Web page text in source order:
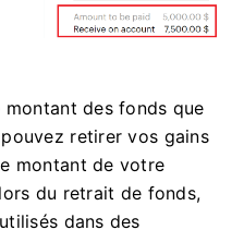
des fonds que
retirer vos gains
montant de votre
du retrait de fonds,
dans des